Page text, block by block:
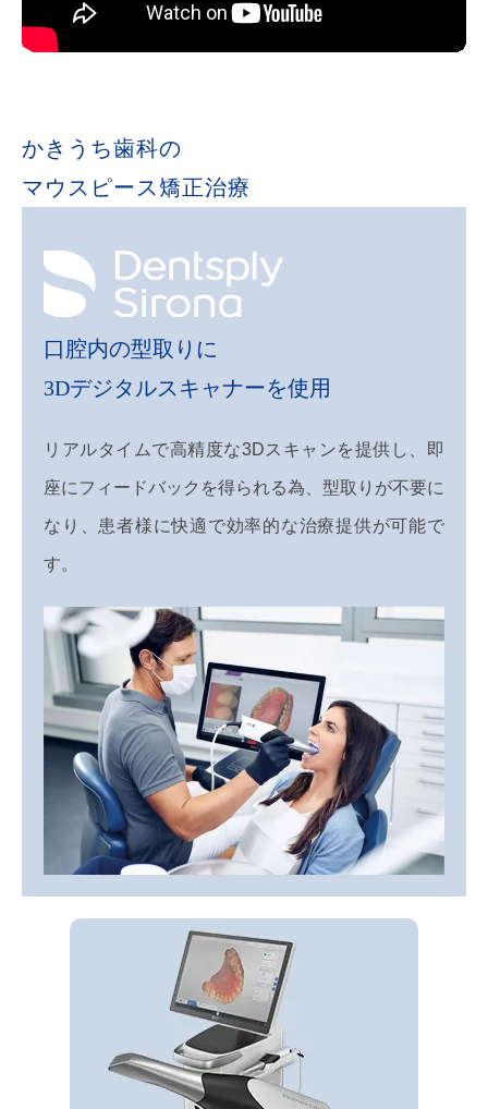
かきうち歯科の
マウスピース矯正治療
口腔内の型取りに
3Dデジタルスキャナーを使用
リアルタイムで高精度な3Dスキャンを提供し、即
座にフィードバックを得られる為、型取りが不要に
なり、患者様に快適で効率的な治療提供が可能で
す。